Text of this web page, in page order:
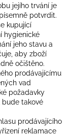
jejího trvání je
potvrdit.
kupující
hygienické
jeho stavu a
aby zboží
očištěno.
prodávajícímu
vad
požadavky
bude takové
prodávajícího
reklamace